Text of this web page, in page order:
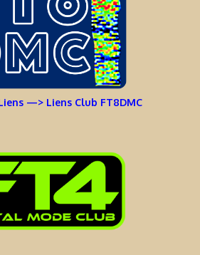
—> Liens Club FT8DMC